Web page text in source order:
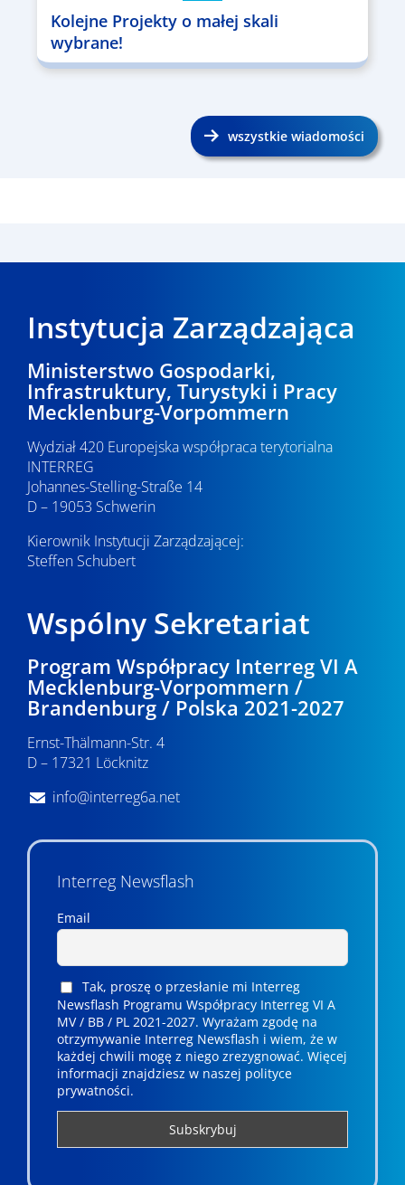
Kolejne Projekty o małej skali
wybrane!
wszystkie wiadomości
Instytucja Zarządzająca
Ministerstwo Gospodarki,
Infrastruktury, Turystyki i Pracy
Mecklenburg-Vorpommern
Wydział 420 Europejska współpraca terytorialna
INTERREG
Johannes-Stelling-Straße 14
D – 19053 Schwerin
Kierownik Instytucji Zarządzającej:
Steffen Schubert
Wspólny Sekretariat
Program Współpracy Interreg VI A
Mecklenburg-Vorpommern /
Brandenburg / Polska 2021-2027
Ernst-Thälmann-Str. 4
D – 17321 Löcknitz
info@interreg6a.net
Interreg Newsflash
Email
Tak, proszę o przesłanie mi Interreg
Newsflash Programu Współpracy Interreg VI A
MV / BB / PL 2021-2027. Wyrażam zgodę na
otrzymywanie Interreg Newsflash i wiem, że w
każdej chwili mogę z niego zrezygnować. ­­Więcej
informacji znajdziesz w naszej polityce
prywatności.